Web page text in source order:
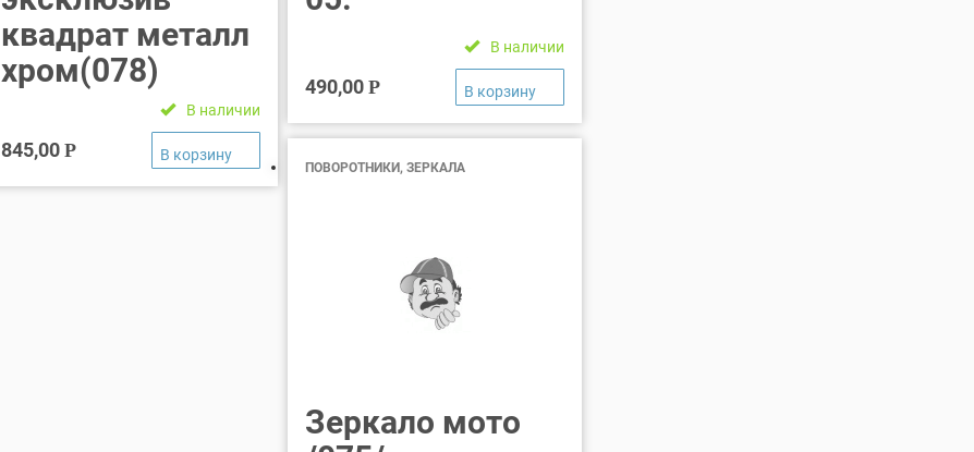
квадрат металл
хром(078)
В наличии
845,00 Р
В наличии
490,00Р
ПОВОРОТНИКИ, ЗЕРКАЛА
Зеркало мото